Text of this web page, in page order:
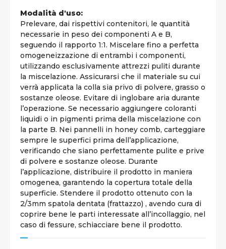
Modalità d'uso:
Prelevare, dai rispettivi contenitori, le quantità
necessarie in peso dei componenti A e B,
seguendo il rapporto 1:1. Miscelare fino a perfetta
omogeneizzazione di entrambi i componenti,
utilizzando esclusivamente attrezzi puliti durante
la miscelazione. Assicurarsi che il materiale su cui
verrà applicata la colla sia privo di polvere, grasso o
sostanze oleose. Evitare di inglobare aria durante
l’operazione. Se necessario aggiungere coloranti
liquidi o in pigmenti prima della miscelazione con
la parte B. Nei pannelli in honey comb, carteggiare
sempre le superfici prima dell’applicazione,
verificando che siano perfettamente pulite e prive
di polvere e sostanze oleose. Durante
l’applicazione, distribuire il prodotto in maniera
omogenea, garantendo la copertura totale della
superficie. Stendere il prodotto ottenuto con la
2/3mm spatola dentata (frattazzo) , avendo cura di
coprire bene le parti interessate all’incollaggio, nel
caso di fessure, schiacciare bene il prodotto.